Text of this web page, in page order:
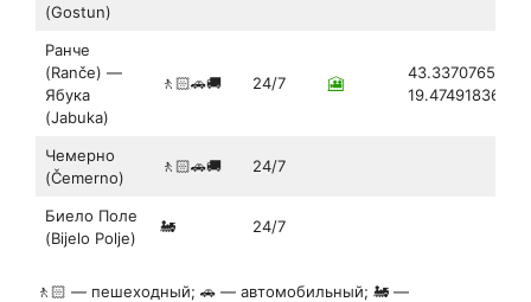
(Gostun)
Ранче
(Ranče) —
Ябука
(Jabuka)
🚶🏻🚗🚚 24/7 🎦
Чемерно
(Čemerno)
🚶🏻🚗🚚 24/7
Биело Поле
(Bijelo Polje)
🚂 24/7
🚶🏻 — пешеходный; 🚗 — автомобильный; 🚂 —